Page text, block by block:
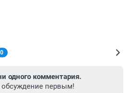
0
одного комментария.
обсуждение первым!